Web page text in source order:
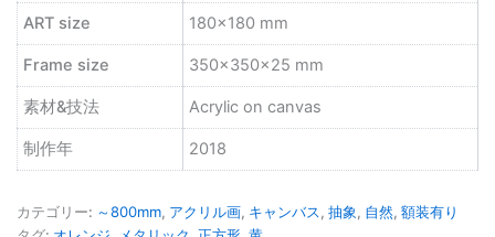
ART size 180×180 mm
Frame size 350×350×25 mm
素材&技法 Acrylic on canvas
制作年 2018
カテゴリー: ～800mm, アクリル画, キャンバス , 抽象 , 自然, 額装有り